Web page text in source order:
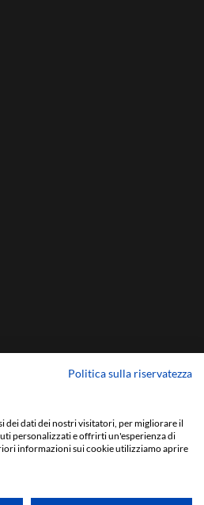
Politica sulla riservatezza
dei dati dei nostri visitatori, per migliorare il
personalizzati e offrirti un'esperienza di
informazioni sui cookie utilizziamo aprire